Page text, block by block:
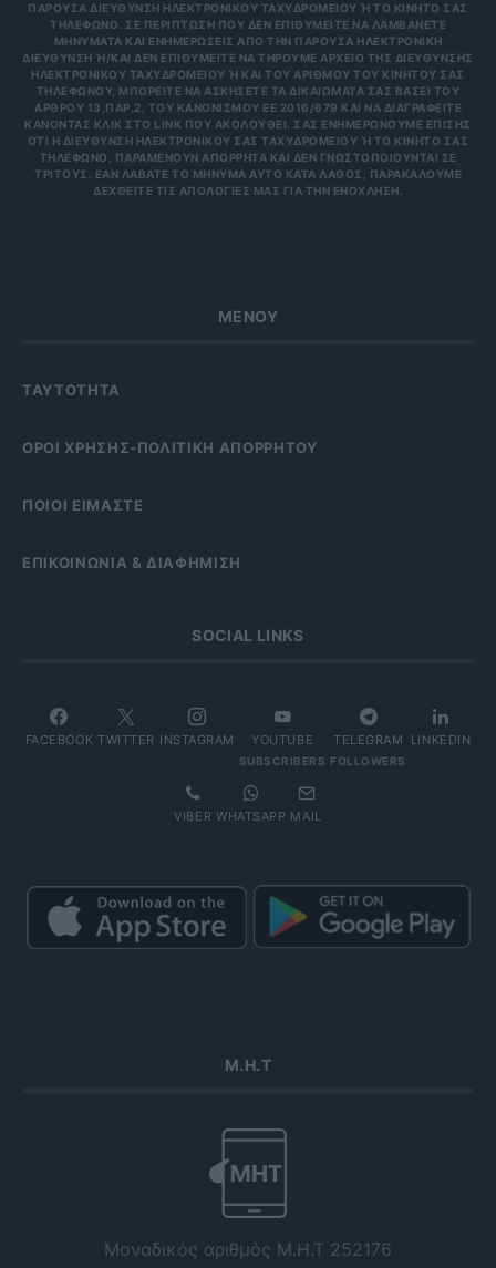
ΠΑΡΟΎΣΑ ΔΙΕΎΘΥΝΣΗ ΗΛΕΚΤΡΟΝΙΚΟΎ ΤΑΧΥΔΡΟΜΕΊΟΥ Ή ΤΟ ΚΙΝΗΤΌ ΣΑΣ Τ
ΗΛΈΦΩΝΟ. ΣΕ ΠΕΡΊΠΤΩΣΗ ΠΟΥ ΔΕΝ ΕΠΙΘΥΜΕΊΤΕ ΝΑ ΛΑΜΒΆΝΕΤΕ Μ
ΗΝΎΜΑΤΑ ΚΑΙ ΕΝΗΜΕΡΏΣΕΙΣ ΑΠΌ ΤΗΝ ΠΑΡΟΎΣΑ ΗΛΕΚΤΡΟΝΙΚΉ Δ
ΙΕΎΘΥΝΣΗ Ή/ΚΑΙ ΔΕΝ ΕΠΙΘΥΜΕΊΤΕ ΝΑ ΤΗΡΟΎΜΕ ΑΡΧΕΊΟ ΤΗΣ ΔΙΕΎΘΥΝΣΗΣ ΗΛ
ΕΚΤΡΟΝΙΚΟΎ ΤΑΧΥΔΡΟΜΕΊΟΥ Ή ΚΑΙ ΤΟΥ ΑΡΙΘΜΟΎ ΤΟΥ ΚΙΝΗΤΟΎ ΣΑΣ ΤΗΛ
ΕΦΏΝΟΥ, ΜΠΟΡΕΊΤΕ ΝΑ ΑΣΚΉΣΕΤΕ ΤΑ ΔΙΚΑΙΏΜΑΤΆ ΣΑΣ ΒΆΣΕΙ ΤΟΥ ΆΡΘ
ΡΟΥ 13,ΠΑΡ.2, ΤΟΥ ΚΑΝΟΝΙΣΜΟΎ ΕΕ 2016/679 ΚΑΙ ΝΑ ΔΙΑΓΡΑΦΕΊΤΕ ΚΆΝ
ΟΝΤΑΣ ΚΛΙΚ ΣΤΟ LINK ΠΟΥ ΑΚΟΛΟΥΘΕΊ. ΣΑΣ ΕΝΗΜΕΡΏΝΟΥΜΕ ΕΠΊΣΗΣ ΌΤΙ
Η ΔΙΕΎΘΥΝΣΗ ΗΛΕΚΤΡΟΝΙΚΟΎ ΣΑΣ ΤΑΧΥΔΡΟΜΕΊΟΥ Ή ΤΟ ΚΙΝΗΤΌ ΣΑΣ ΤΗΛΈ
ΦΩΝΟ, ΠΑΡΑΜΈΝΟΥΝ ΑΠΌΡΡΗΤΑ ΚΑΙ ΔΕΝ ΓΝΩΣΤΟΠΟΙΟΎΝΤΑΙ ΣΕ ΤΡΊΤ
ΟΥΣ. ΕΆΝ ΛΆΒΑΤΕ ΤΟ ΜΉΝΥΜΑ ΑΥΤΌ ΚΑΤΆ ΛΆΘΟΣ, ΠΑΡΑΚΑΛΟΎΜΕ ΔΕΧΘ
ΕΊΤΕ ΤΙΣ ΑΠΟΛΟΓΊΕΣ ΜΑΣ ΓΙΑ ΤΗΝ ΕΝΌΧΛΗΣΗ.
ΜΕΝΟΥ
ΤΑΥΤΟΤΗΤΑ
OΡΟΙ ΧΡΗΣΗΣ-ΠΟΛΙΤΙΚΗ ΑΠΟΡΡΗΤΟΥ
ΠΟΙΟΙ ΕΙΜΑΣΤΕ
ΕΠΙΚΟΙΝΩΝΙΑ & ΔΙΑΦΗΜΙΣΗ
SOCIAL LINKS
FACEBOOK TWITTER INSTAGRAM YOUTUBE
SUBSCRIBERS
TELEGRAM
FOLLOWERS
LINKEDIN
VIBER WHATSAPP MAIL
Μ.Η.Τ
Μοναδικός αριθμός Μ.Η.Τ 252176